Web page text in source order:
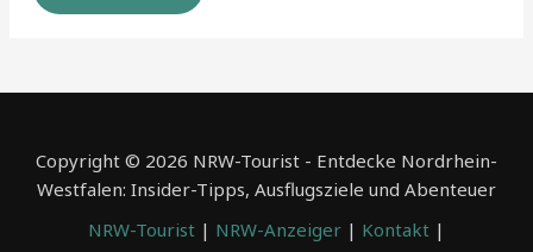
Copyright © 2026 NRW-Tourist - Entdecke Nordrhein-
Westfalen: Insider-Tipps, Ausflugsziele und Abenteuer
NRW-Tourist | NRW-Anzeiger | Kontakt |